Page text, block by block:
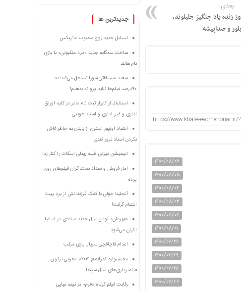
بعدی :
زنده یاد چنگیز جلیلوند،
و صداپیشه
https://www.khatesevomehonar.ir/
۱۴۰۰/۰۸/۰۶
۱۴۰۰/۰۸/۰۵
۱۴۰۰/۰۸/۰۴
۱۴۰۰/۰۸/۰۳
۱۴۰۰/۰۸/۰۲
۱۴۰۰/۰۸/۰۱
۱۴۰۰/۰۷/۳۰
۱۴۰۰/۰۷/۲۹
۱۴۰۰/۰۷/۲۸
۱۴۰۰/۰۷/۲۷
جديدترين ها
استایل جدید زوج محبوب ماتریکس
ساخت سه‌گانه جدید «مرد عنکبوتی» با بازی
تام هالند
سعید مستغاثی:شورا تساهل می‌کند؛ به
۹۰درصد فیلم‌ها نباید پروانه بدهیم!
استقبال از کارزار ثبت نام مادر در کلیه اوراق
اداری و غیر اداری و اسناد هویتی
انتقاد اولیور استون از بایدن به خاطر فاش
نکردن اسناد ترور کندی
انیمیشن دیزنی، فیلم ریدلی اسکات را کنار زد!
آمار فروش و تعداد تماشاگران فیلم‌های روی
پرده
آنجلینا جولی با کمک فرزندانش از برد پیت
انتقام گرفت!
«قهرمان» اوایل سال جدید میلادی در ایتالیا
اکران می‌شود
اعدام قاچاقچی سریال بازی مرکب
«جشنواره کمرایمج ۲۰۲۱»؛ معرفی برترین
فیلمبرداری‌های سال سینما
رقابت فیلم کوتاه «فرم» در نیمه نهایی